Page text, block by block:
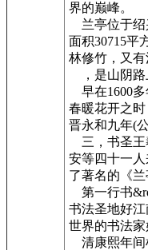
界的巅峰。
兰亭位于绍
面积30715平
林修竹，又
，是山阴路
早在1600多
春暖花开之
晋永和九年(
三，书圣王
安等四十一
了著名的《
第一行书
书法圣地好
世界的书法
清康熙年间